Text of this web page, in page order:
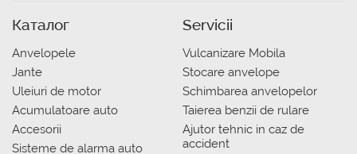
Каталог
Anvelopele
Jante
Uleiuri de motor
Acumulatoare auto
Accesorii
Sisteme de alarma auto
Servicii
Vulcanizare Mobila
Stocare anvelope
Schimbarea anvelopelor
Taierea benzii de rulare
Ajutor tehnic in caz de
accident